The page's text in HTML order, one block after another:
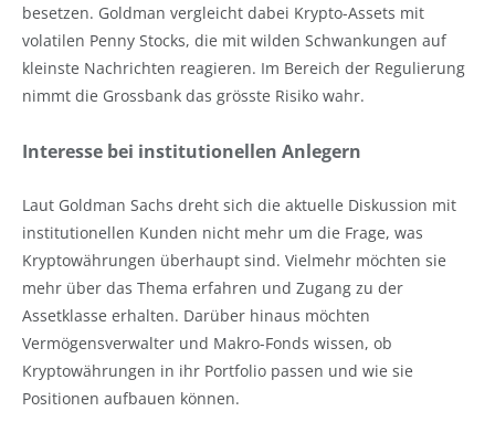
besetzen. Goldman vergleicht dabei Krypto-Assets mit
volatilen Penny Stocks, die mit wilden Schwankungen auf
kleinste Nachrichten reagieren. Im Bereich der Regulierung
nimmt die Grossbank das grösste Risiko wahr.
Interesse bei institutionellen Anlegern
Laut Goldman Sachs dreht sich die aktuelle Diskussion mit
institutionellen Kunden nicht mehr um die Frage, was
Kryptowährungen überhaupt sind. Vielmehr möchten sie
mehr über das Thema erfahren und Zugang zu der
Assetklasse erhalten. Darüber hinaus möchten
Vermögensverwalter und Makro-Fonds wissen, ob
Kryptowährungen in ihr Portfolio passen und wie sie
Positionen aufbauen können.